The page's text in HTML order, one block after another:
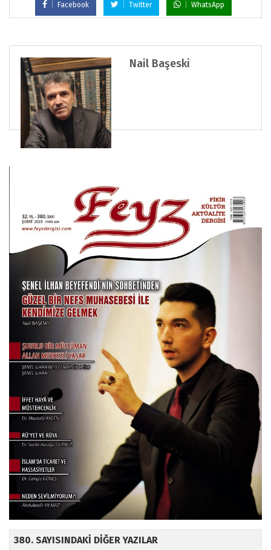
Facebook Twitter WhatsApp
Nail Başeski
380. SAYISINDAKİ DİĞER YAZILAR